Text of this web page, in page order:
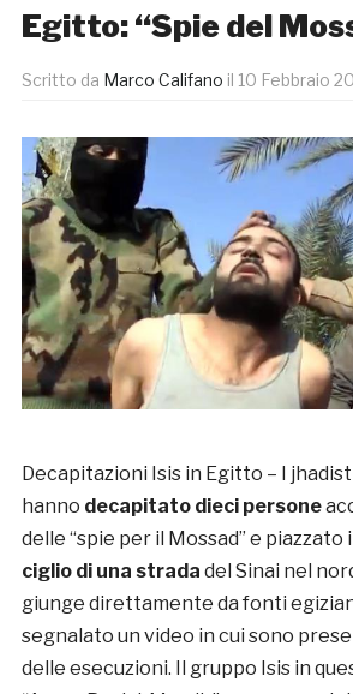
Egitto: “Spie del
Scritto da Marco Califano il 10 Febbraio
Decapitazioni Isis in Egitto – I jhadisti
hanno decapitato dieci persone
delle “spie per il Mossad” e piazzato
ciglio di una strada del Sinai nel
giunge direttamente da fonti
segnalato un video in cui sono
delle esecuzioni. Il gruppo Isis in